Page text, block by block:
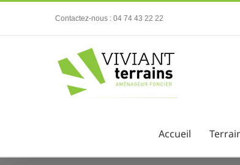
Contactez-nous : 04 74 43 22 22
Accueil